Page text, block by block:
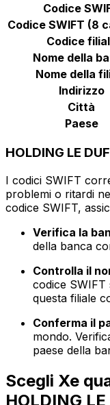
Codice
Codice SWIFT (8
Codice
Nome della
Nome della
Indirizzo
Città
Paese
HOLDING LE
I codici SWIFT
problemi o ritardi
codice SWIFT,
Verifica la
della banca
Controlla il
codice
questa filiale
Conferma il
mondo.
paese della
Scegli Xe
HOLDING